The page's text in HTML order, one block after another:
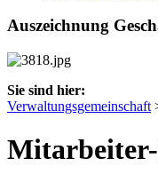
Auszeichnung
Sie sind hier:
Verwaltungsgemeinschaft